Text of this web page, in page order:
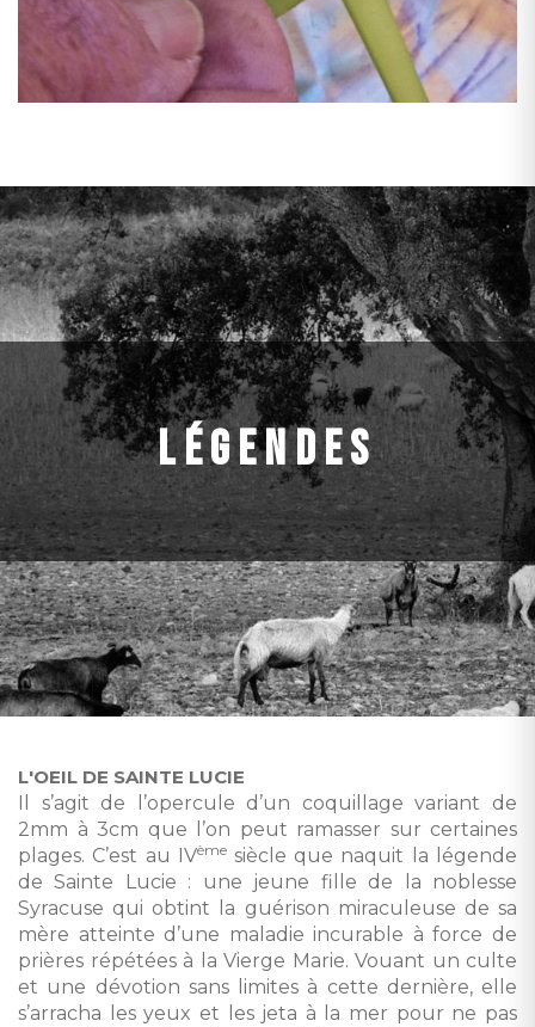
LÉGENDES
L'OEIL DE SAINTE LUCIE
Il s’agit de l’opercule d’un coquillage variant de
2mm à 3cm que l’on peut ramasser sur certaines
plages. C’est au IVème siècle que naquit la légende
de Sainte Lucie : une jeune fille de la noblesse
Syracuse qui obtint la guérison miraculeuse de sa
mère atteinte d’une maladie incurable à force de
prières répétées à la Vierge Marie. Vouant un culte
et une dévotion sans limites à cette dernière, elle
s’arracha les yeux et les jeta à la mer pour ne pas